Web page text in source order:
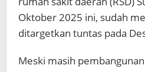
Oktober 2025 ini, sudah
ditargetkan tuntas pada
Meski masih